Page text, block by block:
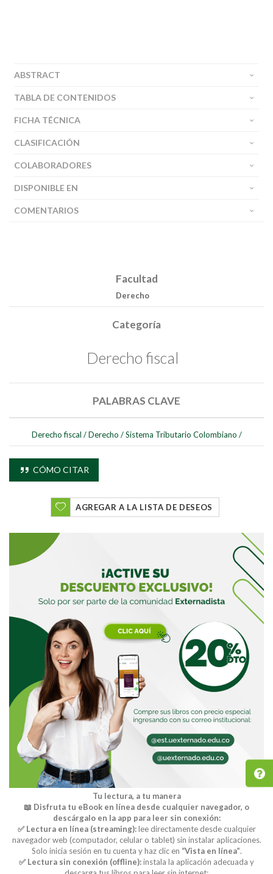
ABSTRACT
TABLA DE CONTENIDOS
FICHA TÉCNICA
CLASIFICACIÓN
COLABORADORES
DISPONIBLE EN
COMENTARIOS
Facultad
Derecho
Categoría
Derecho fiscal
PALABRAS CLAVE
Derecho fiscal / Derecho / Sistema Tributario Colombiano /
CÓMO CITAR
AGREGAR A LA LISTA DE DESEOS
Tu lectura, a tu manera
📖 Disfruta tu eBook en línea desde cualquier navegador, o
descárgalo en la app para leer sin conexión:
✅ Lectura en línea (streaming):lee directamente desde cualquier
navegador web (computador, celular o tablet) sin instalar aplicaciones.
Solo inicia sesión en tu cuenta y haz clic en “Vista en línea”.
✅ Lectura sin conexión (offline):instala la aplicación adecuada y